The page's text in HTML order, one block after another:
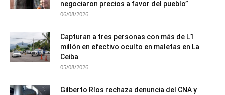
negociaron precios a favor del pueblo”
06/08/2026
Capturan a tres personas con más de L1
millón en efectivo oculto en maletas en La
Ceiba
05/08/2026
Gilberto Ríos rechaza denuncia del CNA y